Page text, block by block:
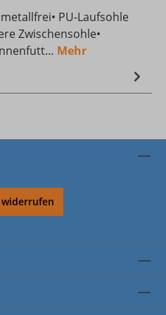
PU-Laufsohle
Zwischensohle•
Mehr